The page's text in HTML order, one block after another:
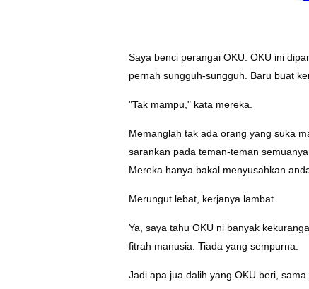
Saya benci perangai OKU. OKU ini
pernah sungguh-sungguh. Baru buat
"Tak mampu," kata mereka.
Memanglah tak ada orang yang suka
sarankan pada teman-teman
Mereka hanya bakal menyusahkan
Merungut lebat, kerjanya lambat.
Ya, saya tahu OKU ni banyak
fitrah manusia. Tiada yang sempurna.
Jadi apa jua dalih yang OKU beri,